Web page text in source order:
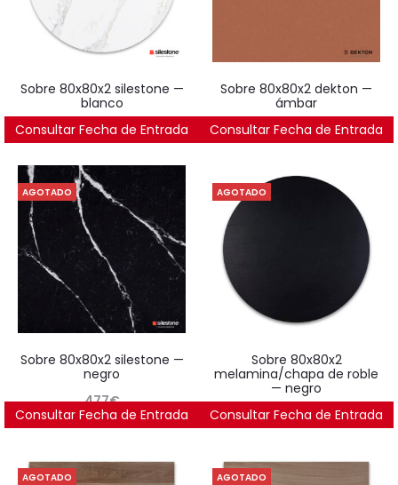
sobre 80x80x2 silestone —
blanco
845€
Consultar Fecha de Entrada
sobre 80x80x2 dekton —
ámbar
610€
Consultar Fecha de Entrada
AGOTADO
sobre 80x80x2 silestone —
negro
477€
Consultar Fecha de Entrada
AGOTADO
sobre 80x80x2
melamina/chapa de roble
— negro
240€
Consultar Fecha de Entrada
AGOTADO AGOTADO